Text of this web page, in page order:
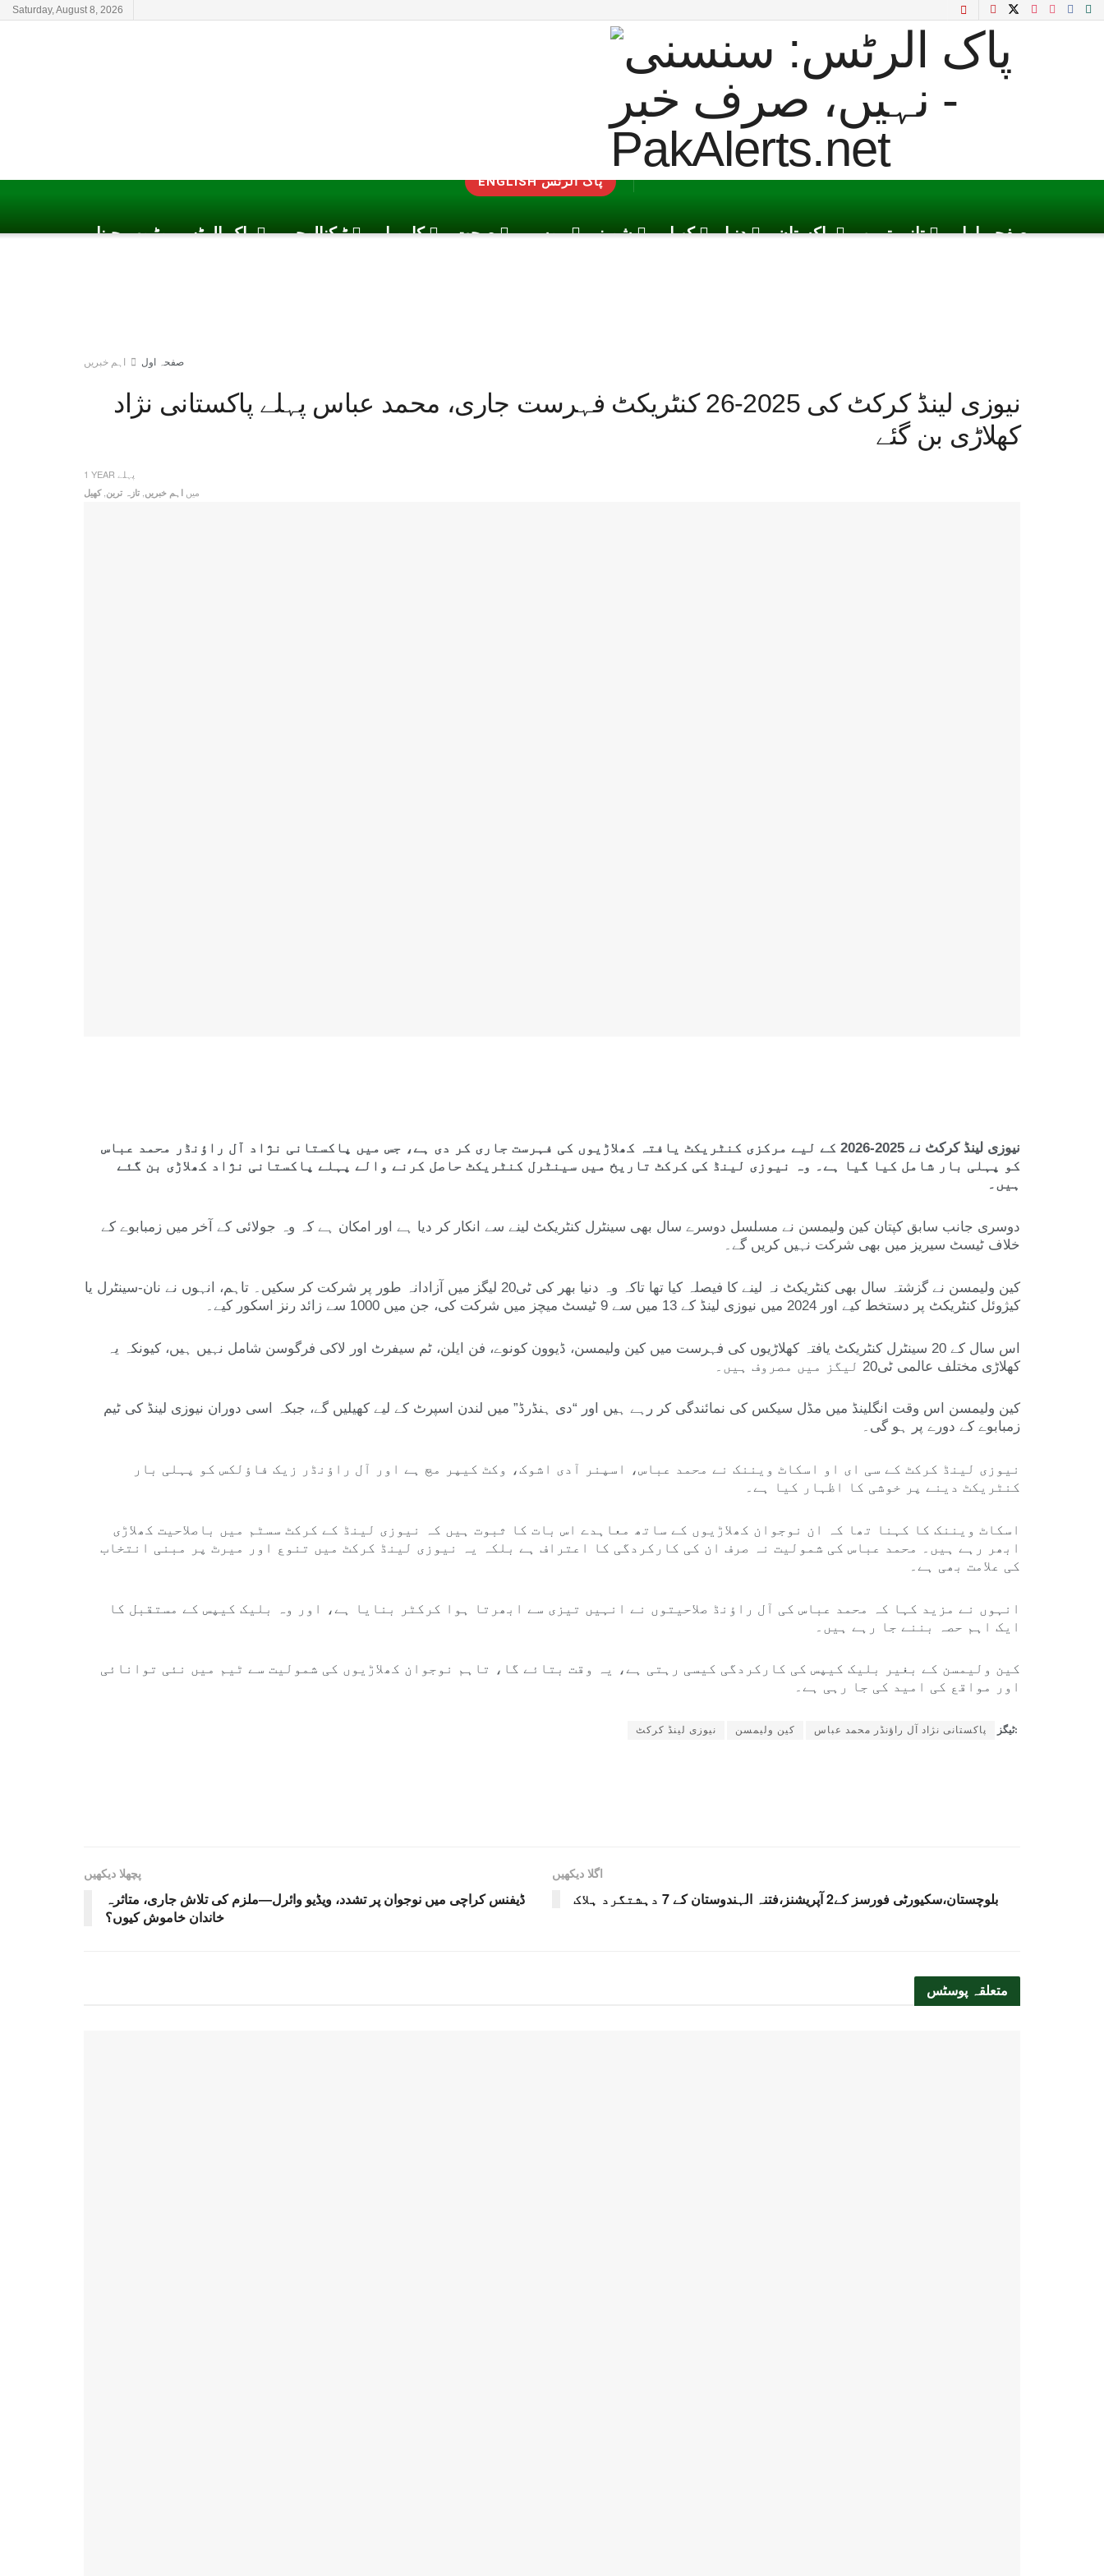
Saturday, August 8, 2026
ENGLISH پاک الرٹس
پاک الرٹس یوٹیوب چینل ٹیکنالوجی کاروبار صحت موسم شوبز کھیل دنیا پاکستان تازہ ترین صفحہ اول
صفحہ اول اہم خبریں
نیوزی لینڈ کرکٹ کی 2025-26 کنٹریکٹ فہرست جاری، محمد عباس پہلے پاکستانی نژاد
کھلاڑی بن گئے
1 YEAR پہلے
میں اہم خبریں تازہ ترین ,کھیل
نیوزی لینڈ کرکٹ نے 2025-2026 کے لیے مرکزی کنٹریکٹ یافتہ کھلاڑیوں کی فہرست جاری کر دی ہے، جس میں پاکستانی نژاد آل راؤنڈر محمد عباس
کو پہلی بار شامل کیا گیا ہے۔ وہ نیوزی لینڈ کی کرکٹ تاریخ میں سینٹرل کنٹریکٹ حاصل کرنے والے پہلے پاکستانی نژاد کھلاڑی بن گئے
ہیں۔
دوسری جانب سابق کپتان کین ولیمسن نے مسلسل دوسرے سال بھی سینٹرل کنٹریکٹ لینے سے انکار کر دیا ہے اور امکان ہے کہ وہ جولائی کے آخر میں زمبابوے کے
خلاف ٹیسٹ سیریز میں بھی شرکت نہیں کریں گے۔
کین ولیمسن نے گزشتہ سال بھی کنٹریکٹ نہ لینے کا فیصلہ کیا تھا تاکہ وہ دنیا بھر کی ٹی20 لیگز میں آزادانہ طور پر شرکت کر سکیں۔ تاہم، انہوں نے نان-سینٹرل یا
کیژوئل کنٹریکٹ پر دستخط کیے اور 2024 میں نیوزی لینڈ کے 13 میں سے 9 ٹیسٹ میچز میں شرکت کی، جن میں 1000 سے زائد رنز اسکور کیے۔
اس سال کے 20 سینٹرل کنٹریکٹ یافتہ کھلاڑیوں کی فہرست میں کین ولیمسن، ڈیوون کونوے، فن ایلن، ٹم سیفرٹ اور لاکی فرگوسن شامل نہیں ہیں، کیونکہ یہ
کھلاڑی مختلف عالمی ٹی20 لیگز میں مصروف ہیں۔
کین ولیمسن اس وقت انگلینڈ میں مڈل سیکس کی نمائندگی کر رہے ہیں اور “دی ہنڈرڈ” میں لندن اسپرٹ کے لیے کھیلیں گے، جبکہ اسی دوران نیوزی لینڈ کی ٹیم
زمبابوے کے دورے پر ہو گی۔
نیوزی لینڈ کرکٹ کے سی ای او اسکاٹ ویننک نے محمد عباس، اسپنر آدی اشوک، وکٹ کیپر مچ ہے اور آل راؤنڈر زیک فاؤلکس کو پہلی بار
کنٹریکٹ دینے پر خوشی کا اظہار کیا ہے۔
اسکاٹ ویننک کا کہنا تھا کہ ان نوجوان کھلاڑیوں کے ساتھ معاہدے اس بات کا ثبوت ہیں کہ نیوزی لینڈ کے کرکٹ سسٹم میں باصلاحیت کھلاڑی
ابھر رہے ہیں۔ محمد عباس کی شمولیت نہ صرف ان کی کارکردگی کا اعتراف ہے بلکہ یہ نیوزی لینڈ کرکٹ میں تنوع اور میرٹ پر مبنی انتخاب
کی علامت بھی ہے۔
انہوں نے مزید کہا کہ محمد عباس کی آل راؤنڈ صلاحیتوں نے انہیں تیزی سے ابھرتا ہوا کرکٹر بنایا ہے، اور وہ بلیک کیپس کے مستقبل کا
ایک اہم حصہ بننے جا رہے ہیں۔
کین ولیمسن کے بغیر بلیک کیپس کی کارکردگی کیسی رہتی ہے، یہ وقت بتائے گا، تاہم نوجوان کھلاڑیوں کی شمولیت سے ٹیم میں نئی توانائی
اور مواقع کی امید کی جا رہی ہے۔
ٹیگز: پاکستانی نژاد آل راؤنڈر محمد عباس کین ولیمسن نیوزی لینڈ کرکٹ
پچھلا دیکھیں
ڈیفنس کراچی میں نوجوان پر تشدد، ویڈیو وائرل—ملزم کی تلاش جاری، متاثرہ
خاندان خاموش کیوں؟
اگلا دیکھیں
بلوچستان،سکیورٹی فورسز کے2 آپریشنز،فتنہ الہندوستان کے 7 دہشتگرد ہلاک
متعلقہ پوسٹس